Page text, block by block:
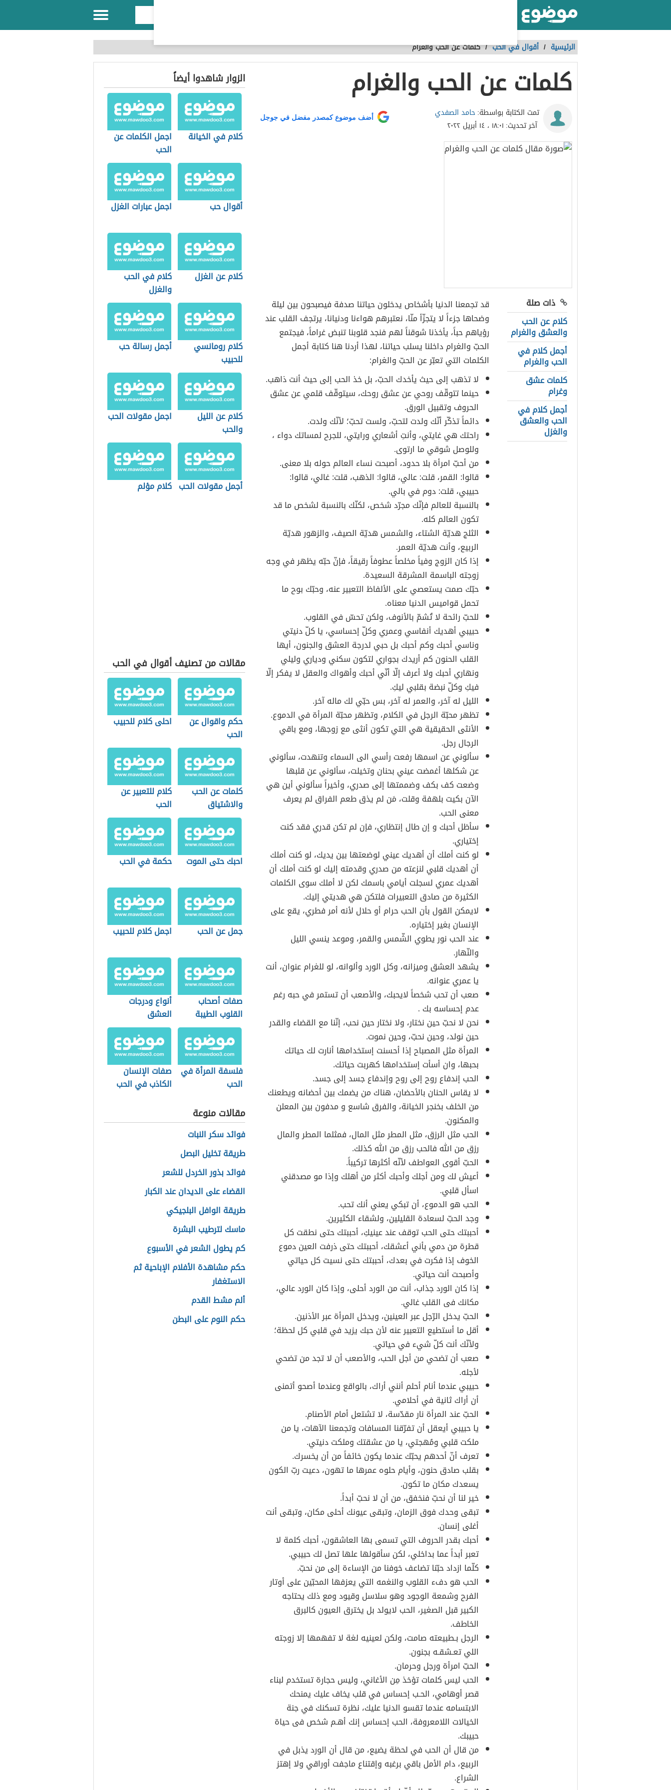
الرئيسية / أقوال في الحب /كلمات عن الحب والغرام
كلمات عن الحب والغرام
تمت الكتابة بواسطة:حامد الصفدي
آخر تحديث: ١٨:٠١ ، ١٤ أبريل ٢٠٢٢
أضف موضوع كمصدر مفضل في جوجل
ذات صلة
كلام عن الحب
والعشق والغرام
أجمل كلام في
الحب والغرام
كلمات عشق
وغرام
أجمل كلام في
الحب والعشق
والغزل
قد تجمعنا الدنيا بأشخاص يدخلون حياتنا صدفة فيصبحون بين ليلة
وضحاها جزءاً لا يتجزّأ منّا، نعتبرهم هواءنا ودنيانا، يرتجف القلب عند
رؤياهم حباً، يأخذنا شوقناً لهم فنجد قلوبنا تنبض غراماً، فيجتمع
الحبّ والغرام داخلنا يسلب حياتنا، لهذا أردنا هنا كتابة أجمل
الكلمات التي تعبّر عن الحبّ والغرام:
لا تذهب إلى حيث يأخدك الحبّ، بل خذ الحب إلى حيث أنت ذاهب.
حينما تتوقّف روحي عن عشق روحك، سيتوقّف قلمي عن عشق
الحروف وتقبيل الورق.
دائماً تذكّر أنّك ولدت لتحبّ، ولست تحبّ؛ لأنّك ولدت.
راحتك هي غايتي، وأنتِ أشعاري ورايتي، للجرح لمساتك دواء ،
وللوصل شوقي ما ارتوى.
من أحبّ امرأة بلا حدود، أصبحت نساء العالم حوله بلا معنى.
قالوا: القمر، قلت: عالي، قالوا: الذهب، قلت: غالي، قالوا:
حبيبي، قلت: دوم في بالي.
بالنسبة للعالم فإنّك مجرّد شخص، لكنّك بالنسبة لشخص ما قد
تكون العالم كله.
الثلج هديّة الشتاء، والشمس هديّة الصيف، والزهور هديّة
الربيع، وأنت هديّة العمر.
إذا كان الزوج وفياً مخلصاً عطوفاً رقيقاً، فإنّ حبّه يظهر في وجه
زوجته الباسمة المشرقة السعيدة.
حبّك صمت يستعصي على الألفاظ التعبير عنه، وحبّك بوح ما
تحمل قواميس الدنيا معناه.
للحبّ رائحة لا تُشمّ بالأنوف، ولكن تحسّ في القلوب.
حبيبي أهديك أنفاسي وعمري وكلّ إحساسي، يا كلّ دنيتي
وناسي أحبك وكم أحبك بل حبي لدرجة العشق والجنون، أيها
القلب الحنون كم أريدك بجواري لتكون سكني ودياري وليلي
ونهاري أحبك ولا أعرف إلّا أنّي أحبك وأهواك والعقل لا يفكر إلّا
فيكِ وكلّ نبضة بقلبي ليكِ.
الليل له آخر، والعمر له آخر، بس حبّي لك ماله آخر.
تظهر محبّة الرجل في الكلام، وتظهر محبّة المرأة في الدموع.
الأنثى الحقيقية هي التي تكون أنثى مع زوجها، ومع باقي
الرجال رجل.
سألوني عن اسمها رفعت رأسي الى السماء وتنهدت، سألوني
عن شكلها أغمضت عيني بحنان وتخيلت، سألوني عن قلبها
وضعت كف بكف وضممتها إلى صدري، وأخيراً سألوني أين هي
الآن بكيت بلهفة وقلت، مَن لم يذق طعم الفراق لم يعرف
معنى الحب.
سأظل أحبك و إن طال إنتظاري، فإن لم تكن قدري فقد كنت
إختياري.
لو كنت أملك أن أهديك عيني لوضعتها بين يديك، لو كنت أملك
أن أهديك قلبي لنزعته من صدري وقدمته إليك لو كنت أملك أن
أهديك عمري لسجلت أيامي باسمك لكن لا أملك سوى الكلمات
الكثيرة من صادق التعبيرات فلتكن هي هديتي إليك.
لايمكن القول بأن الحب حرام أو حلال لأنه أمر فطري، يقع على
الإنسان بغير إختياره.
عند الحب نور يطوي الشّمس والقمر، وموعد ينسي الليل
والنّهار.
يشهد العشق وميزانه، وكل الورد وألوانه، لو للغرام عنوان، أنت
يا عمري عنوانه.
صعب أن تحب شخصاً لايحبك، والأصعب أن تستمر في حبه رغم
عدم إحساسه بك .
نحن لا نحبّ حين نختار، ولا نختار حين نحب، إنّنا مع القضاء والقدر
حين نولد، وحين نحبّ، وحين نموت.
المرأة مثل المصباح إذا أحسنت إستخدامها أنارت لك حياتك
بحبها، وان أسأت إستخدامها كهربت حياتك.
الحب إندفاع روح إلى روح وإندفاع جسد إلى جسد.
لا يقاس الحنان بالأحضان، هناك من يضمك بين أحضانه ويطعنك
من الخلف بخنجر الخيانة، والفرق شاسع و مدفون بين المعلن
والمكنون.
الحب مثل الرزق، مثل المطر مثل المال، فمثلما المطر والمال
رزق من الله فالحب رزق من الله كذلك.
الحبّ أقوى العواطف لأنّه أكثرها تركيباً.
أعيش لك ومن أجلك وأحبك أكثر من أهلك وإذا مو مصدقني
اسأل قلبي.
الحب هو الدموع، أن تبكي يعني أنك تحب.
وجد الحبّ لسعادة القليلين، ولشقاء الكثيرين.
أحببتك حتى الحب توقف عند عينيكِ، أحببتك حتى نطقت كل
قطرة من دمي بأني أعشقك، أحببتك حتى ذرفت العين دموع
الخوف إذا فكرت في بعدك، أحببتك حتى نسيت كل حياتي
وأصبحت أنت حياتي.
إذا كان الورد جذاب، أنت من الورد أحلى، وإذا كان الورد عالي،
مكانك فى القلب غالي.
الحبّ يدخل الرّجل عبر العينين، ويدخل المرأة عبر الأذنين.
أقل ما أستطيع التعبير عنه لأن حبك يزيد في قلبي كل لحظة؛
ولأنّك أنت كلّ شيء في حياتي.
صعب أن تضحي من أجل الحب، والأصعب أن لا تجد من تضحي
لأجله.
حبيبي عندما أنام أحلم أنني أراك، بالواقع وعندما أصحو أتمنى
أن أراك ثانية في أحلامي.
الحبّ عند المرأة نار مقدّسة، لا تشتعل أمام الأصنام.
يا حبيبي أيعقل أن تفرّقنا المسافات وتجمعنا الآهات، يا من
ملكت قلبي ومُهجتي، يا من عشقتك وملكت دنيتي.
تعرف أنّ أحدهم يحبّك عندما يكون خائفاً من أن يخسرك.
بقلب صادق حنون، وأيام حلوه عمرها ما تهون، دعيت ربّ الكون
يسعدك مكان ما تكون.
خير لنا أن نحبّ فنخفق، من أن لا نحبّ أبداً.
تبقى وحدك فوق الزمان، وتبقى عيونك أحلى مكان، وتبقى أنت
أغلى إنسان.
أحبك بقدر الحروف التي تسمى بها العاشقون، أحبك كلمة لا
تعبر أبداً عما بداخلي، لكن سأقولها علها تصل لك حبيبي.
كلّما ازداد حبّنا تضاعف خوفنا من الإساءة إلى من نحبّ.
الحب هو دفء القلوب والنغمه التي يعزفها المحبّين على أوتار
الفرح وشمعة الوجود وهو سلاسل وقيود ومع ذلك يحتاجه
الكبير قبل الصغير، الحب لايولد بل يخترق العيون كالبرق
الخاطف.
الرجل بـطبيعته صامت، ولكن لعينيه لغة لا تفهمها إلا زوجته
اللي تعـشقـه بجنون.
الحبّ امرأة ورجل وحرمان.
الحب ليس كلمات تؤخذ مِن الأغاني، وليس حجارة تستخدم لبناء
قصر أوهامي، الحـب إحساس في قلب يخاف عليك يمنحك
الابتسامه عندما تقسو الدنيا عليك، نظرة تسكنك في جنة
الخيالات اللامعروفة، الحب إحساس إنك أهـم شخص فى حياة
حبيبك.
من قال أن الحب في لحظة يضيع، من قال أن الورد يذبل في
الربيع، دام الأمل باقي برغبه وإقتناع ماجفت أوراقي ولا إهتز
الشراع.
الزوار شاهدوا أيضاً
كلام في الخيانة
اجمل الكلمات عن
الحب
أقوال حب اجمل عبارات الغزل
كلام عن الغزل
كلام في الحب
والغزل
كلام رومانسي
للحبيب
أجمل رسالة حب
كلام عن الليل
والحب
اجمل مقولات الحب
أجمل مقولات الحب كلام مؤلم
مقالات من تصنيف أقوال في الحب
حكم واقوال عن
الحب
احلى كلام للحبيب
كلمات عن الحب
والاشتياق
كلام للتعبير عن
الحب
احبك حتى الموت حكمة في الحب
جمل عن الحب اجمل كلام للحبيب
صفات أصحاب
القلوب الطيبة
أنواع ودرجات
العشق
فلسفة المرأة في
الحب
صفات الإنسان
الكاذب في الحب
مقالات منوعة
فوائد سكر النبات
طريقة تخليل البصل
فوائد بذور الخردل للشعر
القضاء على الديدان عند الكبار
طريقة الوافل البلجيكي
ماسك لترطيب البشرة
كم يطول الشعر في الأسبوع
حكم مشاهدة الأفلام الإباحية ثم
الاستغفار
ألم مشط القدم
حكم النوم على البطن